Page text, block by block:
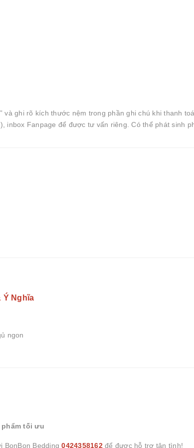
và ghi rõ kích thước nệm trong phần ghi chú khi thanh
Fanpage để được tư vấn riêng. Có thể phát sinh
Ý Nghĩa
ngon
tối ưu
BonBon Bedding0424358162để được hỗ trợ tận tình!